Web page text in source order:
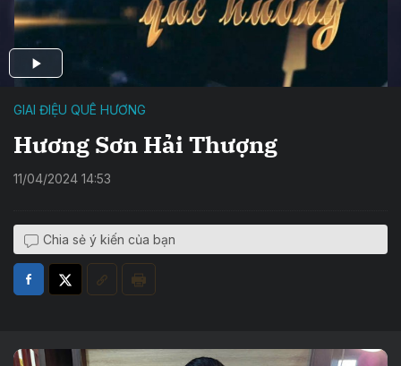
GIAI ĐIỆU QUÊ HƯƠNG
Hương Sơn Hải Thượng
11/04/2024 14:53
Chia sẻ ý kiến của bạn